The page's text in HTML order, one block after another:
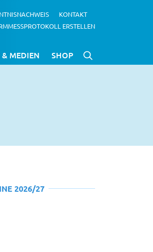
KONTAKT
ERSTELLEN
& MEDIEN SHOP
2026/27